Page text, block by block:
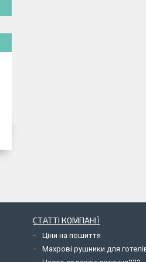
СТАТТІ КОМПАНІЇ
Ціни на пошиття
Махрові рушники для